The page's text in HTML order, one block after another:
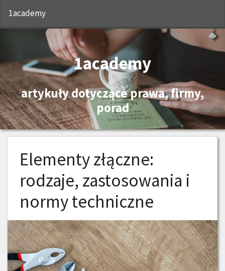
1academy
1academy
artykuły dotyczące prawa, firmy,
porad
Elementy złączne:
rodzaje, zastosowania i
normy techniczne